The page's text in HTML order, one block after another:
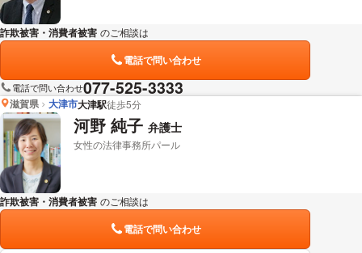
詐欺被害・消費者被害 のご相談は
電話で問い合わせ
電話で問い合わせ077-525-3333
滋賀県 大津市大津駅徒歩5分
河野 純子 弁護士
女性の法律事務所パール
詐欺被害・消費者被害 のご相談は
電話で問い合わせ